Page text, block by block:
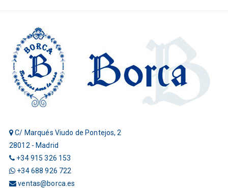
C/ Marqués Viudo de Pontejos, 2
28012 - Madrid
+34 915 326 153
+34 688 926 722
ventas@borca.es